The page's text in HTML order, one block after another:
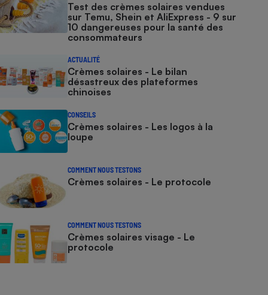
Test des crèmes solaires vendues
sur Temu, Shein et AliExpress - 9 sur
10 dangereuses pour la santé des
consommateurs
ACTUALITÉ
Crèmes solaires - Le bilan
désastreux des plateformes
chinoises
CONSEILS
Crèmes solaires - Les logos à la
loupe
COMMENT NOUS TESTONS
Crèmes solaires - Le protocole
COMMENT NOUS TESTONS
Crèmes solaires visage - Le
protocole